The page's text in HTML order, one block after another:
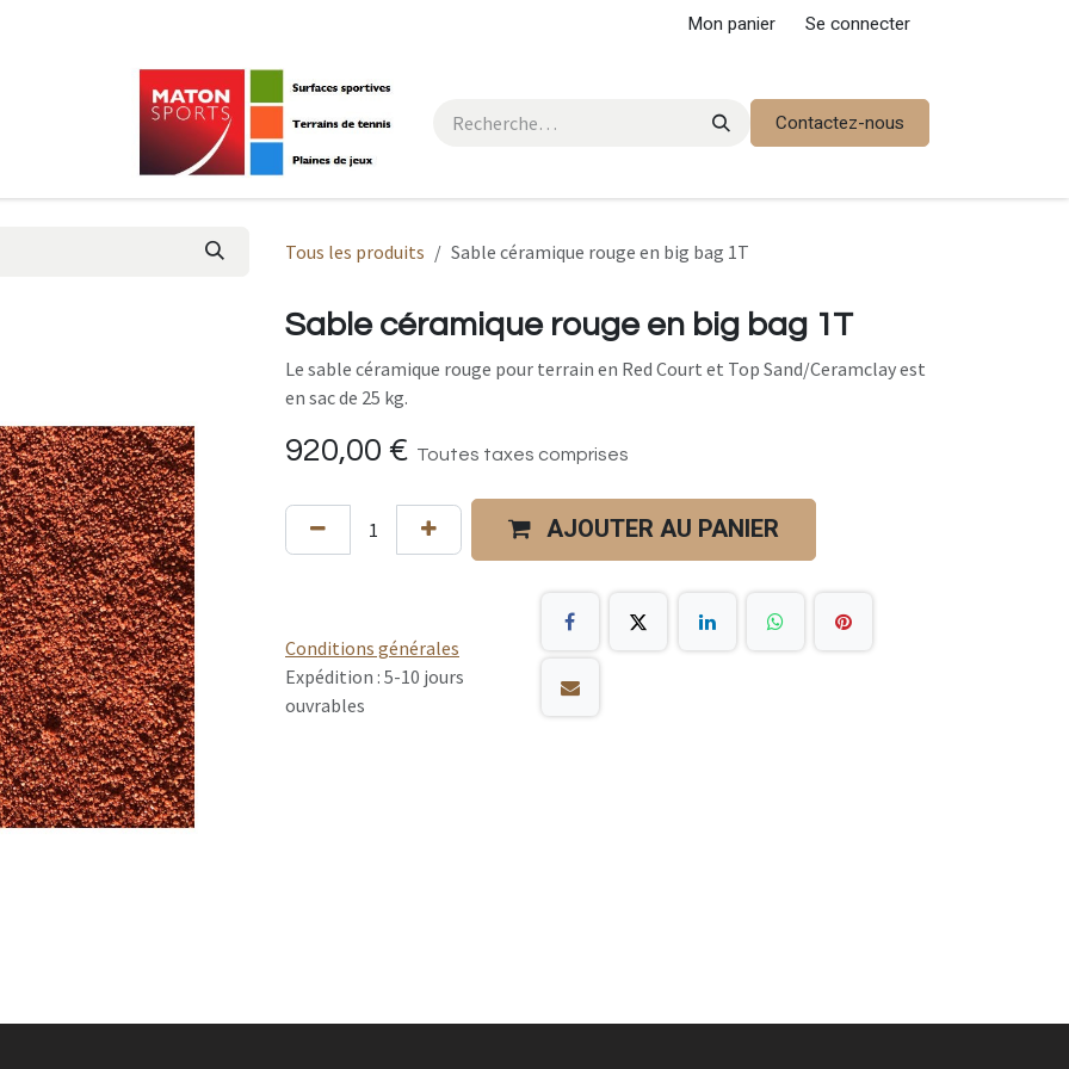
Mon panier Se connecter
Contactez-nous
Tous les produits Sable céramique rouge en big bag 1T
Sable céramique rouge en big bag 1T
Le sable céramique rouge pour terrain en Red Court et Top Sand/Ceramclay est
en sac de 25 kg.
920,00 € Toutes taxes comprises
AJOUTER AU PANIER
Conditions générales
Expédition : 5-10 jours
ouvrables